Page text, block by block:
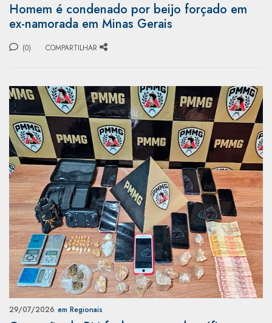
Homem é condenado por beijo forçado em
ex-namorada em Minas Gerais
(0) COMPARTILHAR
29/07/2026 em Regionais